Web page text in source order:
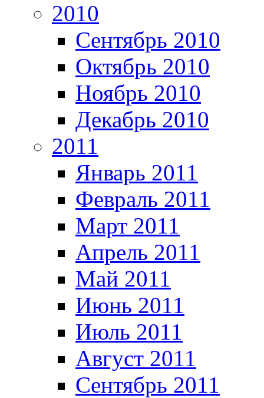
2010
Сентябрь 2010
Октябрь 2010
Ноябрь 2010
Декабрь 2010
2011
Январь 2011
Февраль 2011
Март 2011
Апрель 2011
Май 2011
Июнь 2011
Июль 2011
Август 2011
Сентябрь 2011